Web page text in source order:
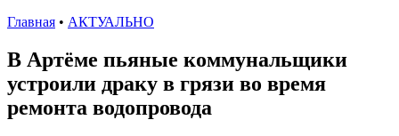
Главная • АКТУАЛЬНО
В Артёме пьяные коммунальщики
устроили драку в грязи во время
ремонта водопровода